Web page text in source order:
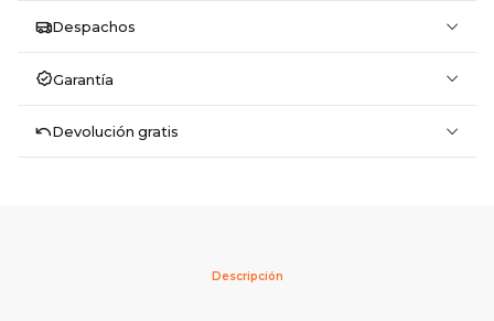
Despachos
Garantía
Devolución gratis
Descripción